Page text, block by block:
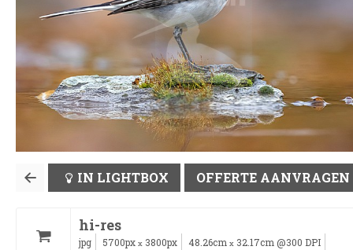
IN LIGHTBOX OFFERTE AANVRAGEN
hi-res
jpg 5700px x 3800px 48.26cm x 32.17cm @300 DPI